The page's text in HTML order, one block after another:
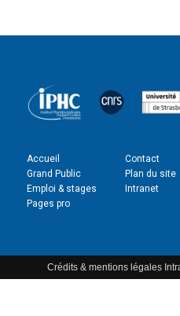
Accueil
Grand Public
Emploi & stages
Pages pro
Contact
Plan du site
Intranet
Crédits & mentions légales